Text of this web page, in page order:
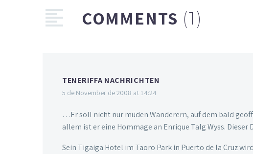
COMMENTS (1)
TENERIFFA NACHRICHTEN
5 de November de 2008 at 14:24
…Er soll nicht nur müden Wanderern, auf dem bald
allem ist er eine Hommage an Enrique Talg Wyss.
Sein Tigaiga Hotel im Taoro Park in Puerto de la Cruz